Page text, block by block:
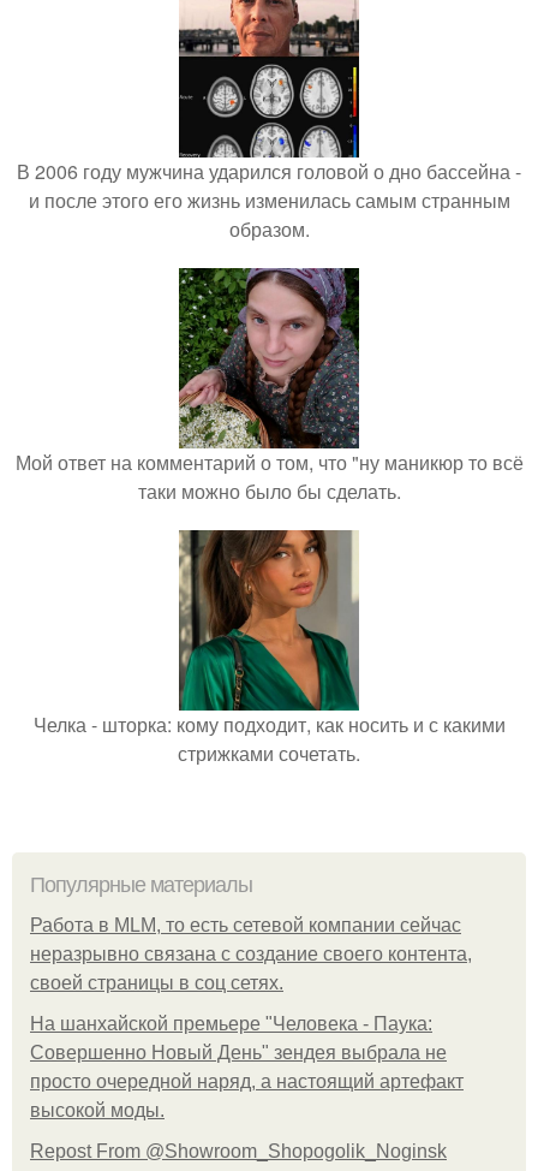
В 2006 году мужчина ударился головой о дно бассейна -
и после этого его жизнь изменилась самым странным
образом.
Мой ответ на комментарий о том, что "ну маникюр то всё
таки можно было бы сделать.
Челка - шторка: кому подходит, как носить и с какими
стрижками сочетать.
Популярные материалы
Работа в MLM, то есть сетевой компании сейчас
неразрывно связана с создание своего контента,
своей страницы в соц сетях.
На шанхайской премьере "Человека - Паука:
Совершенно Новый День" зендея выбрала не
просто очередной наряд, а настоящий артефакт
высокой моды.
Repost From @Showroom_Shopogolik_Noginsk